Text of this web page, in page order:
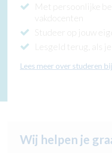
Met persoonlijke
vakdocenten
Studeer op jouw
Lesgeld terug, als
Lees meer over studeren
Wij helpen je